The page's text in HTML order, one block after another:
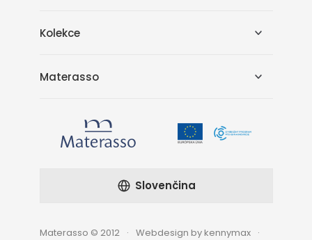
Kolekce
Materasso
Materasso © 2012
Webdesign by kennymax
Slovenčina